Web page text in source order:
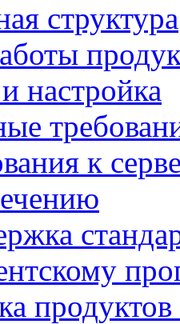
структура
настройка
к